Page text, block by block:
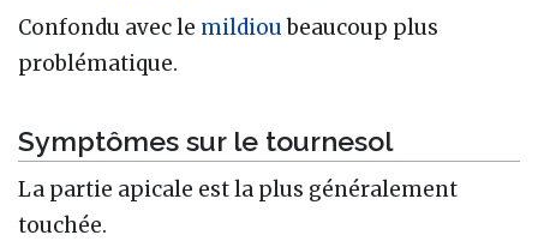
Confondu avec le mildioubeaucoup plus
problématique.
Symptômes sur le tournesol
La partie apicale est la plus généralement
touchée.